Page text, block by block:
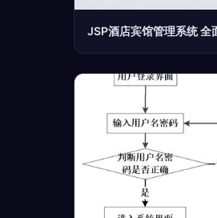
JSP酒店宾馆管理系统 全